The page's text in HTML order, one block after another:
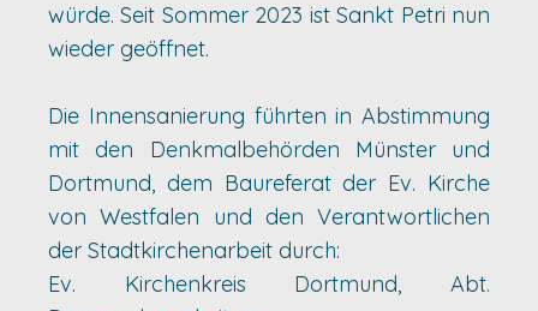
würde. Seit Sommer 2023 ist Sankt Petri nun
wieder geöffnet.
Die Innensanierung führten in Abstimmung
mit den Denkmalbehörden Münster und
Dortmund, dem Baureferat der Ev. Kirche
von Westfalen und den Verantwortlichen
der Stadtkirchenarbeit durch:
Ev. Kirchenkreis Dortmund, Abt.